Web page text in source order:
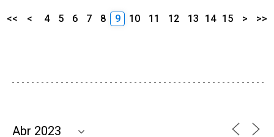
<< < 4 5 6 7 8 9 10 11 12 13 14 15 > >>